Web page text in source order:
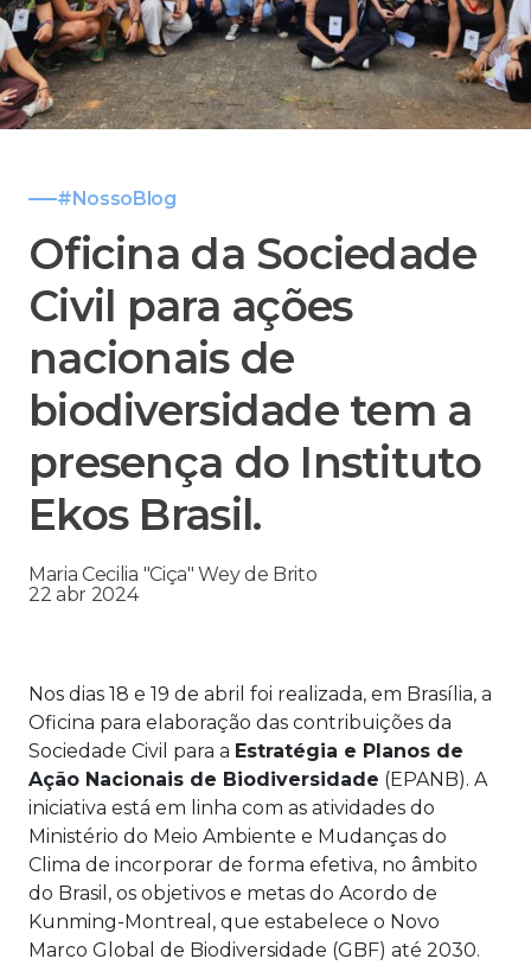
#NossoBlog
Oficina da Sociedade
Civil para ações
nacionais de
biodiversidade tem a
presença do Instituto
Ekos Brasil.
Maria Cecilia "Ciça" Wey de Brito
22 abr 2024
Nos dias 18 e 19 de abril foi realizada, em Brasília, a
Oficina para elaboração das contribuições da
Sociedade Civil para a Estratégia e Planos de
Ação Nacionais de Biodiversidade (EPANB). A
iniciativa está em linha com as atividades do
Ministério do Meio Ambiente e Mudanças do
Clima de incorporar de forma efetiva, no âmbito
do Brasil, os objetivos e metas do Acordo de
Kunming-Montreal, que estabelece o Novo
Marco Global de Biodiversidade (GBF) até 2030.